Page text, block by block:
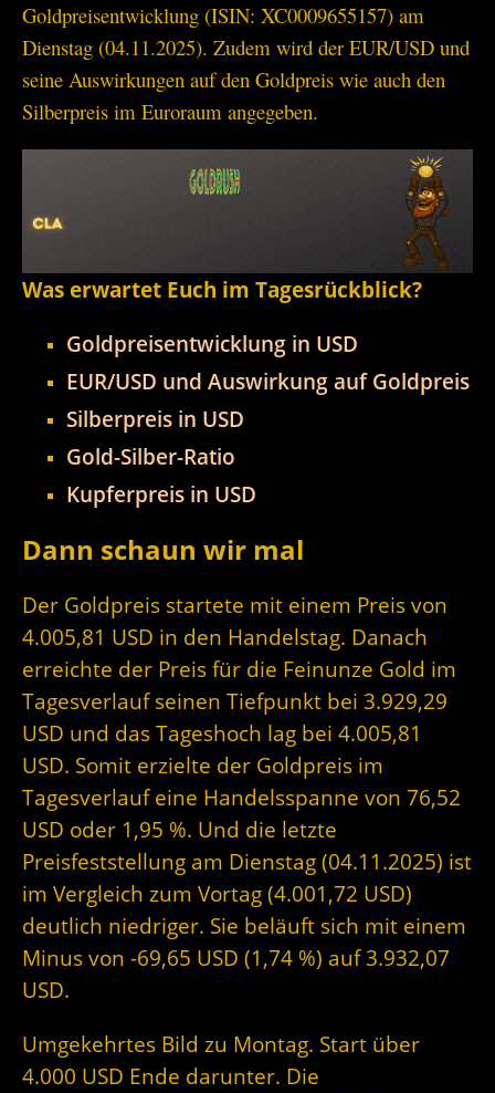
Goldpreisentwicklung (ISIN: XC0009655157) am
Dienstag (04.11.2025). Zudem wird der EUR/USD und
seine Auswirkungen auf den Goldpreis wie auch den
Silberpreis im Euroraum angegeben.
Was erwartet Euch im Tagesrückblick?
Goldpreisentwicklung in USD
EUR/USD und Auswirkung auf Goldpreis
Silberpreis in USD
Gold-Silber-Ratio
Kupferpreis in USD
Dann schaun wir mal
Der Goldpreis startete mit einem Preis von
4.005,81 USD in den Handelstag. Danach
erreichte der Preis für die Feinunze Gold im
Tagesverlauf seinen Tiefpunkt bei 3.929,29
USD und das Tageshoch lag bei 4.005,81
USD. Somit erzielte der Goldpreis im
Tagesverlauf eine Handelsspanne von 76,52
USD oder 1,95 %. Und die letzte
Preisfeststellung am Dienstag (04.11.2025) ist
im Vergleich zum Vortag (4.001,72 USD)
deutlich niedriger. Sie beläuft sich mit einem
Minus von -69,65 USD (1,74 %) auf 3.932,07
USD.
Umgekehrtes Bild zu Montag. Start über
4.000 USD Ende darunter. Die